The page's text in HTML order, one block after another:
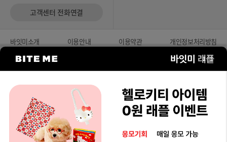
2/3
고객센터 전화연결
바잇미소개 이용안내 이용약관 개인정보처리방침
바잇미 B2B 사업자 전용 쇼핑몰
상호 : 주식회사 바잇미 대표 : 곽재은
주소 : 서울특별시 강남구 테헤란로20길 10, 8층
사업자번호 : 210-87-00613사업자정보확인
통신판매업신고 : 제2019-서울강남-05372호
입점문의 :입점문의하기